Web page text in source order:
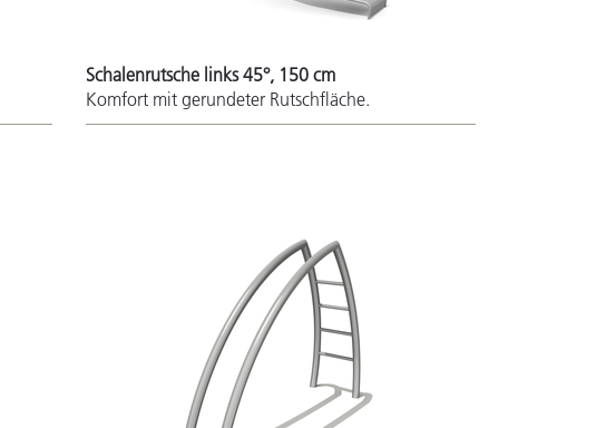
Schalenrutsche links 45°, 150 cm
Komfort mit gerundeter Rutschfläche.